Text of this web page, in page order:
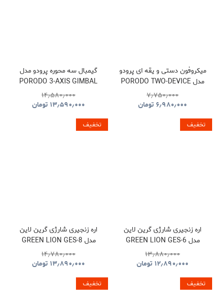
میکروفون دستی و یقه ای پرودو
مدل PORODO TWO-DEVICE
CONNECT HANDHELD
LAVALIER MICROPHONE
۷٫۷۵۰٫۰۰۰
۶٫۹۸۰٫۰۰۰تومان
گیمبال سه محوره پرودو مدل
PORODO 3-AXIS GIMBAL
STABILIZER PDLFST127BK
۱۴٫۵۸۰٫۰۰۰
۱۳٫۵۹۰٫۰۰۰ تومان
تخفیف
اره زنجیری شارژی گرین لاین
مدل GREEN LION GES-6
CORDLESS ELECTRIC
CHAINSAW
۱۳٫۸۸۰٫۰۰۰
۱۲٫۸۹۰٫۰۰۰ تومان
تخفیف
اره زنجیری شارژی گرین لاین
مدل GREEN LION GES-8
BRUSHLESS CORDLESS
CHAINSAW GNOCSWTLGN
۱۴٫۷۸۰٫۰۰۰
۱۳٫۸۹۰٫۰۰۰ تومان
تخفیف تخفیف